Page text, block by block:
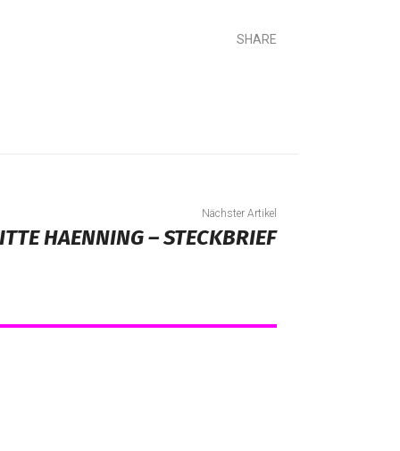
SHARE
Nächster Artikel
HAENNING – STECKBRIEF